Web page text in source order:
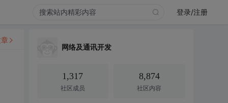
登录/注册
网络及通讯开发
1,317
社区成员
8,874
社区内容